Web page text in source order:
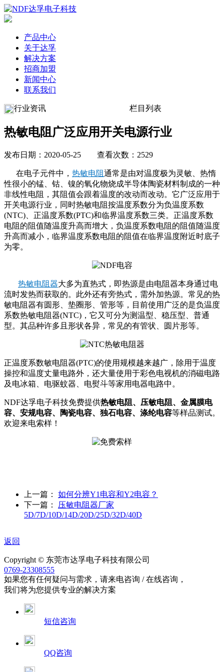
产品中心
关于达孚
解决方案
招商加盟
新闻中心
联系我们
行业资讯 栏目列表
热敏电阻广泛应用开关电源行业
发布日期：2020-05-25 查看次数：2529
在电子元件中， 热敏电阻通常是由对温度极为灵敏、热惰
性很小的锰、钴、镍的氧化物烧成半导体陶瓷材料制成的一种
非线性电阻，其阻值会跟着温度的改动而改动。它广泛应用于
开关电源行业，同时热敏电阻按温度系数分为负温度系数
(NTC)、正温度系数(PTC)和临界温度系数三类。正温度系数
电阻的阻值随温度升高而增大，负温度系数电阻的阻值随温度
升高而减小，临界温度系数电阻的阻值在临界温度附近时底子
为零。
热敏电阻器大多为直热式，即热源是由电阻器本身通过电
流时发热而获取的。此外还有旁热式，需外加热源。常见的热
敏电阻器有圆形、垫圈形、管形等，目前使用广泛的是负温度
系数热敏电阻器(NTC)，它又可分为测温型、稳压型、普通
型。其品种许多且形状各异，常见的有管状、圆片形等。
正温度系数敏电阻器(PTC)的使用规模越来越广，除用于温度
操控和温度丈量电路外，还大量使用于彩色电视机的消磁电路
及电冰箱、电驱蚊器、电熨斗等家用电器电路中。
NDF达孚电子科技免费提供热敏电阻、压敏电阻、金属膜电
容、安规电容、陶瓷电容、独石电容、涤纶电容等样品测试。
欢迎来电索样！
上一篇： 如何分辨Y1电容和Y2电容？
下一篇： 压敏电阻器厂家
5D/7D/10D/14D/20D/25D/32D/40D
返回
Copyright © 东莞市达孚电子科技有限公司
0769-23308555
如果您有任何疑问与需求，请来电咨询 / 在线咨询，
我们将为您提供专业的解决方案
短信咨询
QQ咨询